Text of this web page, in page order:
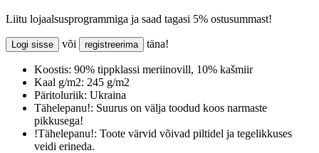
Liitu lojaalsusprogrammiga ja saad tagasi 5% ostusummast!
Logi sisse või registreerima täna!
Koostis: 90% tippklassi meriinovill, 10% kašmiir
Kaal g/m2: 245 g/m2
Päritoluriik: Ukraina
Tähelepanu!: Suurus on välja toodud koos narmaste
pikkusega!
!Tähelepanu!: Toote värvid võivad piltidel ja tegelikkuses
veidi erineda.